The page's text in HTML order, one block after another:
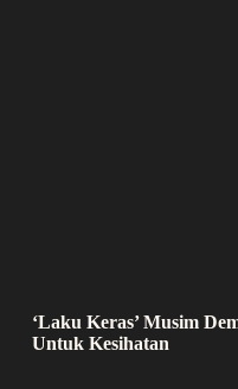
‘Laku Keras’ Musim
Untuk Kesihatan